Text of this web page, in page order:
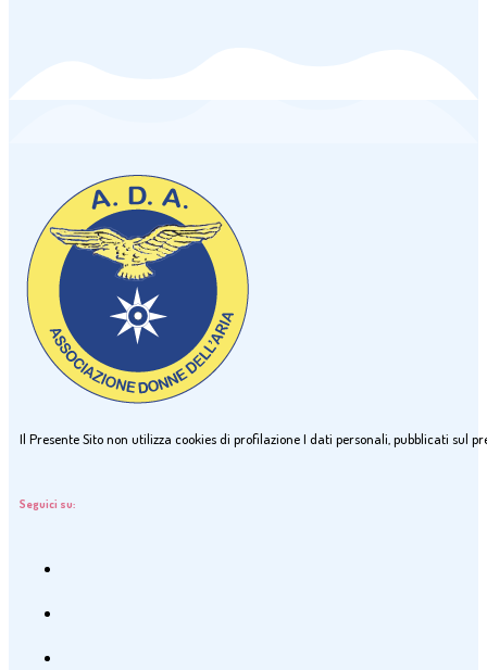
Il Presente Sito non utilizza cookies di profilazione I dati personali, pubblicati sul
Seguici su: